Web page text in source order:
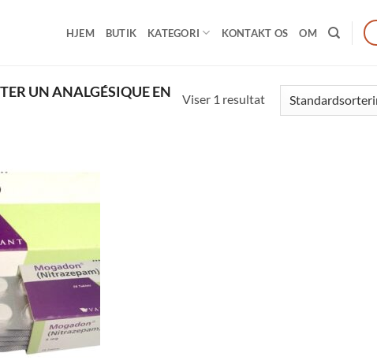
HJEM BUTIK KATEGORI KONTAKT OS OM
UN ANALGÉSIQUE EN
Viser 1 resultat